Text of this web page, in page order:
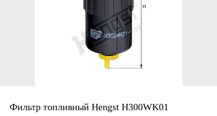
Фильтр топливный Hengst H300WK01